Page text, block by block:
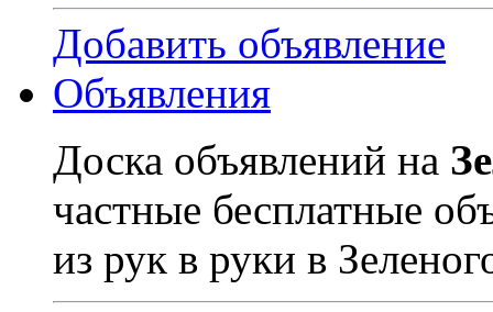
Добавить объявление
Объявления
Доска объявлений на
частные бесплатные
из рук в руки в